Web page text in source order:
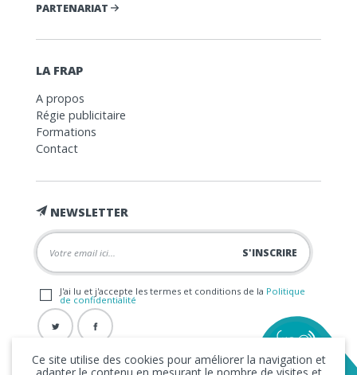
PARTENARIAT
LA FRAP
A propos
Régie publicitaire
Formations
Contact
NEWSLETTER
J'ai lu et j'accepte les termes et conditions de la Politique
de confidentialité
Ce site utilise des cookies pour améliorer la navigation et